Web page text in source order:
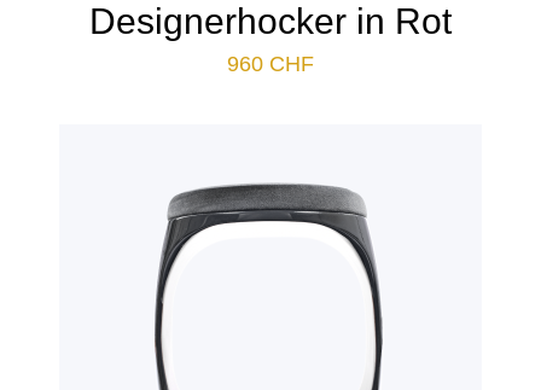
Designerhocker in Rot
960 CHF